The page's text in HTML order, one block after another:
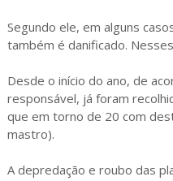
Segundo ele, em alguns
também é danificado.
Desde o início do ano, de
responsável, já foram
que em torno de 20 com
mastro).
A depredação e roubo das